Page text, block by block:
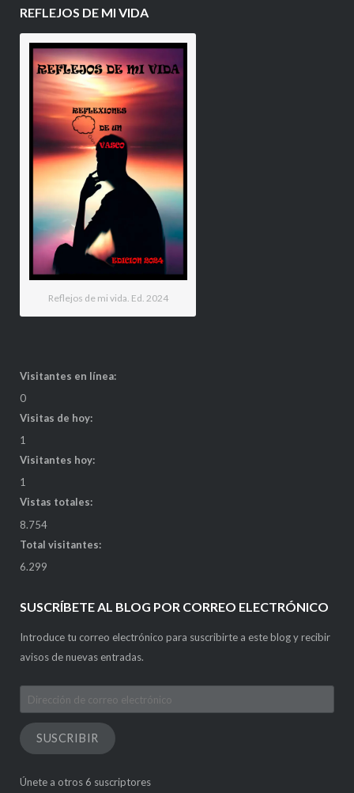
REFLEJOS DE MI VIDA
Reflejos de mi vida. Ed. 2024
Visitantes en línea:
0
Visitas de hoy:
1
Visitantes hoy:
1
Vistas totales:
8.754
Total visitantes:
6.299
SUSCRÍBETE AL BLOG POR CORREO ELECTRÓNICO
Introduce tu correo electrónico para suscribirte a este blog y recibir
avisos de nuevas entradas.
Dirección
de
correo
electrónico
SUSCRIBIR
Únete a otros 6 suscriptores